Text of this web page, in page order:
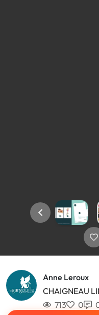
Anne Leroux
CHAIGNEAU
713 0